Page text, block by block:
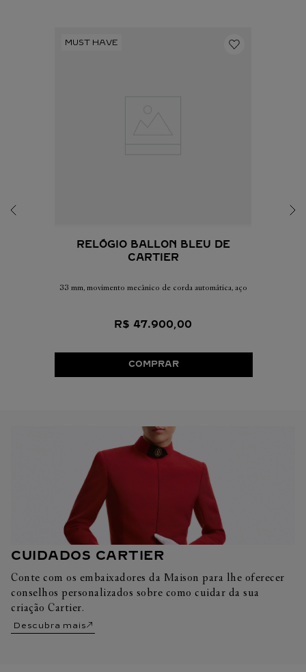
RELÓGIO BALLON BLEU DE
CARTIER
33 mm, movimento mecânico de corda automática, aço
R$ 47.900,00
COMPRAR
CUIDADOS CARTIER
Conte com os embaixadores da Maison para lhe oferecer
conselhos personalizados sobre como cuidar da sua
criação Cartier.
Descubra mais